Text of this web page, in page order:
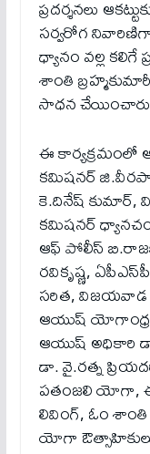
ప్ర‌ద‌ర్శ‌న‌లు
సర్వరోగ
ధ్యానం వల్ల
శాంతి
సాధ‌న
ఈ కార్య‌క్ర‌మంలో
క‌మిష‌న‌ర్
కె.దినేష్ కుమార్‌,
క‌మిష‌న‌ర్
ఆఫ్ పోలీస్
రవికృష్ణ,
స‌రిత, విజ‌య‌వాడ
ఆయుష్
ఆయుష్ అధికారి
డా. వై.ర‌త్న
ప‌తంజ‌లి యోగా,
లివింగ్, ఓం శాంతి
యోగా